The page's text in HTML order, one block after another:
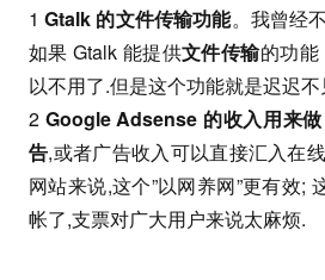
1Gtalk 的文件传输功能。我曾经
如果 Gtalk 能提供文件传输的功能
以不用了.但是这个功能就是迟迟
2 Google Adsense 的收入用来
告,或者广告收入可以直接汇入在
网站来说,这个”以网养网”更有效;
帐了,支票对广大用户来说太麻烦.